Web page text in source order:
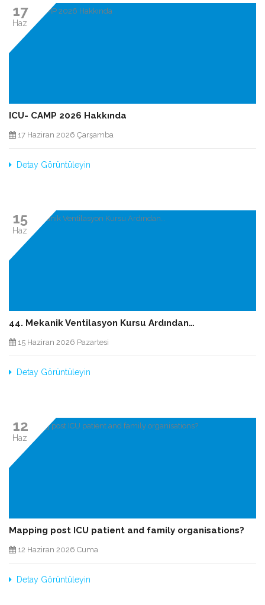
17
Haz
ICU- CAMP 2026 Hakkında
17 Haziran 2026 Çarşamba
Detay Görüntüleyin
15
Haz
44. Mekanik Ventilasyon Kursu Ardından…
15 Haziran 2026 Pazartesi
Detay Görüntüleyin
12
Haz
Mapping post ICU patient and family organisations?
12 Haziran 2026 Cuma
Detay Görüntüleyin